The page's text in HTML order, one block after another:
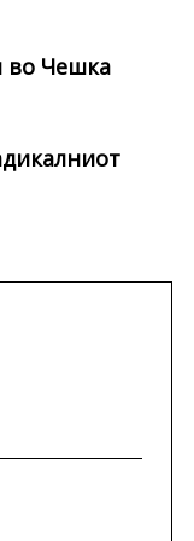
во Чешка